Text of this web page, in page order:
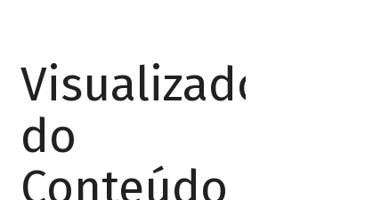
Visualizador
do
Conteúdo